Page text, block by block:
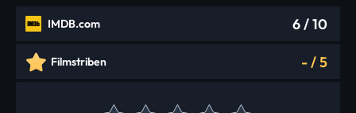
IMDB.com 6/ 10
Filmstriben -/5